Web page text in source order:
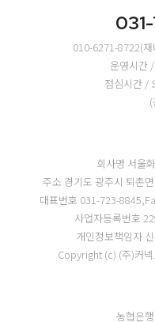
010-6271-8722(
운영시간
점심시간 /
회사명 서울
주소 경기도 광주시 퇴촌
대표번호 031-723-
사업자등록번호
개인정보책임자
Copyright (c) (주)커넥
농협은